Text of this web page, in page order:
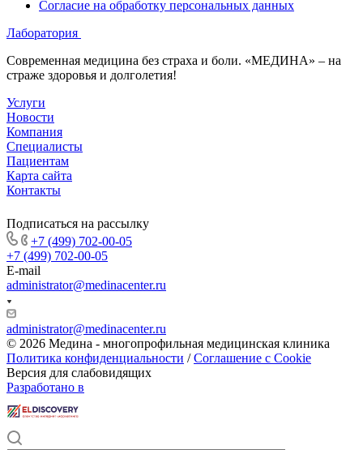
Согласие на обработку персональных данных
Лаборатория
Современная медицина без страха и боли. «МЕДИНА» – на
страже здоровья и долголетия!
Услуги
Новости
Компания
Специалисты
Пациентам
Карта сайта
Контакты
Подписаться на рассылку
+7 (499) 702-00-05
+7 (499) 702-00-05
E-mail
administrator@medinacenter.ru
administrator@medinacenter.ru
© 2026 Медина - многопрофильная медицинская клиника
Политика конфиденциальности /Соглашение с Cookie
Версия для слабовидящих
Разработано в